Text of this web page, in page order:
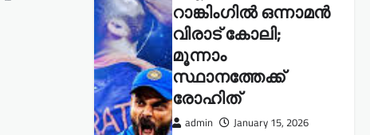
റാങ്കിംഗിൽ ഒന്നാമൻ
വിരാട് കോലി;
മൂന്നാം
സ്ഥാനത്തേക്ക്
രോഹിത്
admin January 15, 2026